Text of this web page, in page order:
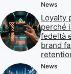
News
Loyalty
perché
fedeltà
brand
News